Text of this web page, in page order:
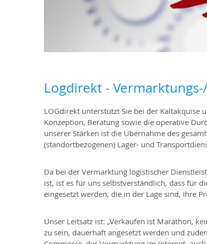
Logdirekt -
LOGdirekt unterstützt Sie bei der
Konzeption, Beratung sowie die operative
unserer Stärken ist die Übernahme des
(standortbezogenen) Lager- und
Da bei der Vermarktung logistischer
ist, ist es für uns selbstverständlich, dass für
eingesetzt werden, die in der Lage sind, Ihre
Unser Leitsatz ist: „Verkaufen ist Marathon,
zu sein, dauerhaft angesetzt werden und